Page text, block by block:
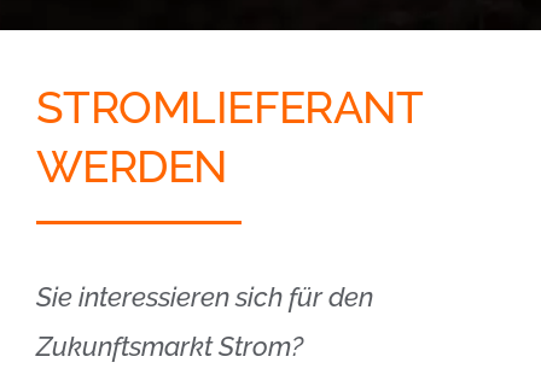
STROMLIEFERANT
WERDEN
Sie interessieren sich für den
Zukunftsmarkt Strom?